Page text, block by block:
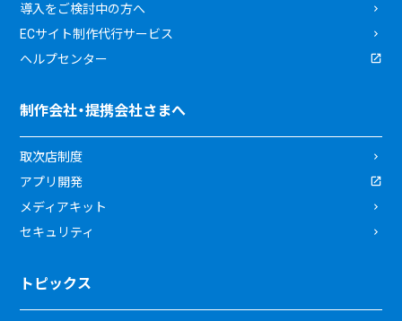
導入をご検討中の方へ
ECサイト制作代行サービス
ヘルプセンター
制作会社・提携会社さまへ
取次店制度
アプリ開発
メディアキット
セキュリティ
トピックス